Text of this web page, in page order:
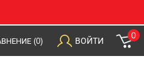
(0) ВОЙТИ
0